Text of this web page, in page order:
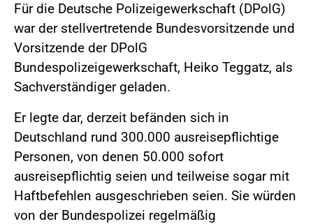
Für die Deutsche Polizeigewerkschaft (DPolG)
war der stellvertretende Bundesvorsitzende und
Vorsitzende der DPolG
Bundespolizeigewerkschaft, Heiko Teggatz, als
Sachverständiger geladen.
Er legte dar, derzeit befänden sich in
Deutschland rund 300.000 ausreisepflichtige
Personen, von denen 50.000 sofort
ausreisepflichtig seien und teilweise sogar mit
Haftbefehlen ausgeschrieben seien. Sie würden
von der Bundespolizei regelmäßig